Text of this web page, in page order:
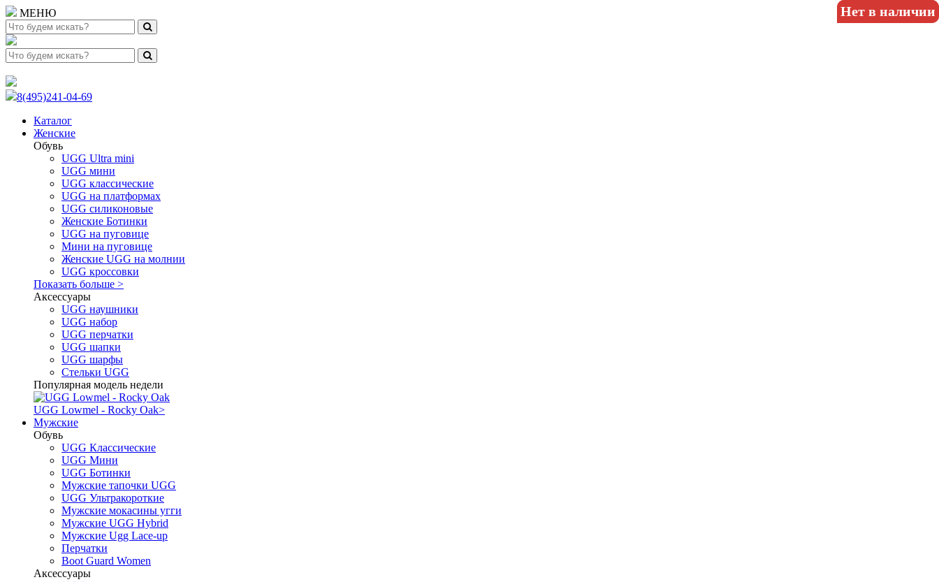
МЕНЮ
8(495)241-04-69
Каталог
Женские
Обувь
UGG Ultra mini
UGG мини
UGG классические
UGG на платформах
UGG силиконовые
Женские Ботинки
UGG на пуговице
Мини на пуговице
Женские UGG на молнии
UGG кроссовки
Показать больше >
Аксессуары
UGG наушники
UGG набор
UGG перчатки
UGG шапки
UGG шарфы
Стельки UGG
Популярная модель недели
UGG Lowmel - Rocky Oak>
Мужские
Обувь
UGG Классические
UGG Мини
UGG Ботинки
Мужские тапочки UGG
UGG Ультракороткие
Мужские мокасины угги
Мужские UGG Hybrid
Мужские Ugg Lace-up
Перчатки
Boot Guard Women
Аксессуары
Нет в наличии
Нет в наличии